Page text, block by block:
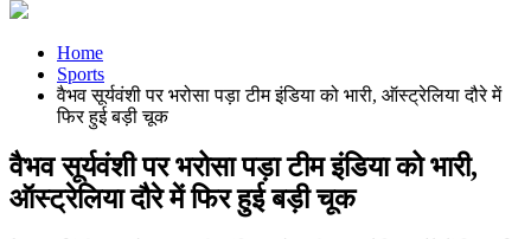
Home
Sports
वैभव सूर्यवंशी पर भरोसा पड़ा टीम इंडिया को भारी, ऑस्ट्रेलिया दौरे में
फिर हुई बड़ी चूक
वैभव सूर्यवंशी पर भरोसा पड़ा टीम इंडिया को भारी,
ऑस्ट्रेलिया दौरे में फिर हुई बड़ी चूक